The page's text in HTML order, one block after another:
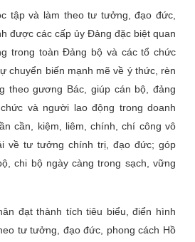
tập và làm theo tư tưởng, đạo đức,
được các cấp ủy Đảng đặc biệt quan
trong toàn Đảng bộ và các tổ chức
chuyển biến mạnh mẽ về ý thức, rèn
theo gương Bác, giúp cán bộ, đảng
và người lao động trong doanh
cần, kiệm, liêm, chính, chí công vô
về tư tưởng chính trị, đạo đức; góp
chi bộ ngày càng trong sạch, vững
đạt thành tích tiêu biểu, điển hình
tư tưởng, đạo đức, phong cách Hồ